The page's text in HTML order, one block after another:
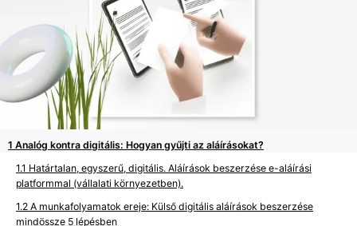
Analóg kontra digitális: Hogyan gyűjti az aláírásokat?
Határtalan, egyszerű, digitális. Aláírások beszerzése e-aláírási
platformmal (vállalati környezetben).
A munkafolyamatok ereje: Külső digitális aláírások beszerzése
mindössze 5 lépésben